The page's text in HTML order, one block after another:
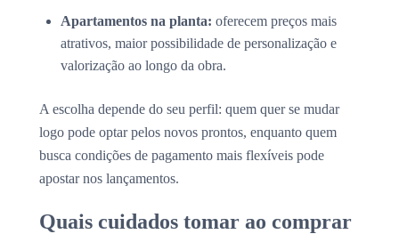
Apartamentos na planta: oferecem preços mais
atrativos, maior possibilidade de personalização e
valorização ao longo da obra.
A escolha depende do seu perfil: quem quer se mudar
logo pode optar pelos novos prontos, enquanto quem
busca condições de pagamento mais flexíveis pode
apostar nos lançamentos.
Quais cuidados tomar ao comprar